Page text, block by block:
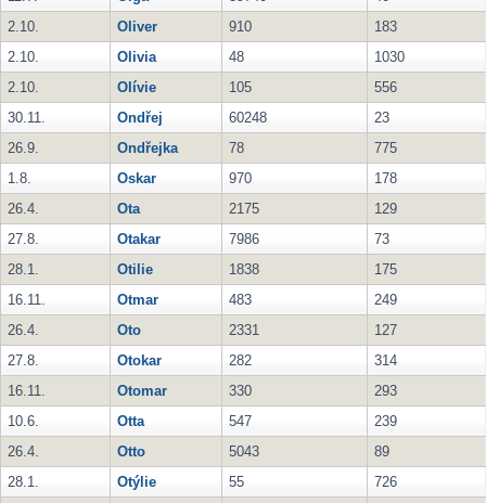
2.10.
Oliver 910
183
2.10.
Olivia 48
1030
2.10.
Olívie 105
556
30.11.
Ondřej 60248
23
26.9.
Ondřejka 78
775
1.8.
Oskar 970
178
26.4.
Ota 2175
129
27.8.
Otakar 7986
73
28.1.
Otilie 1838
175
16.11.
Otmar 483
249
26.4.
Oto 2331
127
27.8.
Otokar 282
314
16.11.
Otomar 330
293
10.6.
Otta 547
239
26.4.
Otto 5043
89
28.1.
Otýlie 55
726